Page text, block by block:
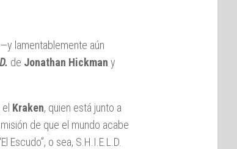
lamentablemente aún
de Jonathan Hickman y
Kraken, quien está junto a
de que el mundo acabe
Escudo”, o sea, S.H.I.E.L.D.